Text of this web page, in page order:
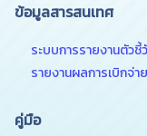
ข้อมูลสารสนเทศ
ระบบการรายงานตัวชี้
รายงานผลการเบิกจ่
คู่มือ